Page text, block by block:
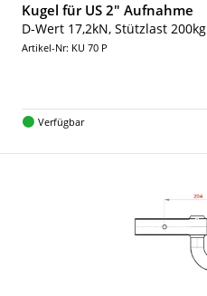
Kugel für US 2" Aufnahme
D-Wert 17,2kN, Stützlast 200kg
Artikel-Nr: KU 70 P
Verfügbar